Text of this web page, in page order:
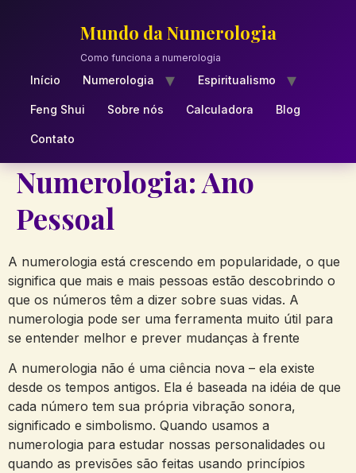
Mundo da Numerologia
Como funciona a numerologia
Início Numerologia Espiritualismo
Feng Shui Sobre nós Calculadora Blog
Contato
Numerologia: Ano
Pessoal
A numerologia está crescendo em popularidade, o que
significa que mais e mais pessoas estão descobrindo o
que os números têm a dizer sobre suas vidas. A
numerologia pode ser uma ferramenta muito útil para
se entender melhor e prever mudanças à frente
A numerologia não é uma ciência nova – ela existe
desde os tempos antigos. Ela é baseada na idéia de que
cada número tem sua própria vibração sonora,
significado e simbolismo. Quando usamos a
numerologia para estudar nossas personalidades ou
quando as previsões são feitas usando princípios